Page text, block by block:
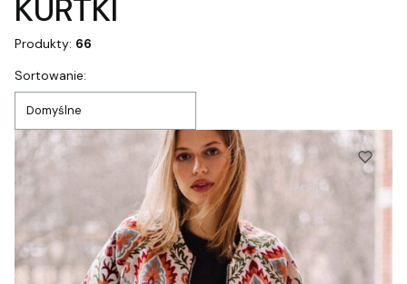
KURTKI
Produkty: 66
Lista produktów
Sortowanie:
Domyślne